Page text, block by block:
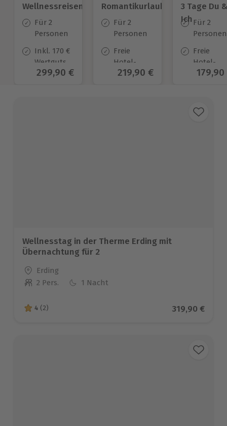
Wellnessreisen
Für 2
Personen
Inkl. 170 €
Wertgutschein
zur
Aktueller Preis
299,90 €
Romantikurlaub
Für 2
Personen
Freie
Hotel-
Auswahl
Aktueller Preis
219,90 €
3 Tage Du
Ich Für 2
Personen
Freie
Hotel-
Auswahl
179,90
Wellnesstag in der Therme Erding mit
Übernachtung für 2
Standort
Erding
Anzahl der Teilnehmer
2 Pers. 1 Nacht
4 von 5 Sternen basierend auf 2 Bewertungen
4 (2) Aktueller
319,90 €